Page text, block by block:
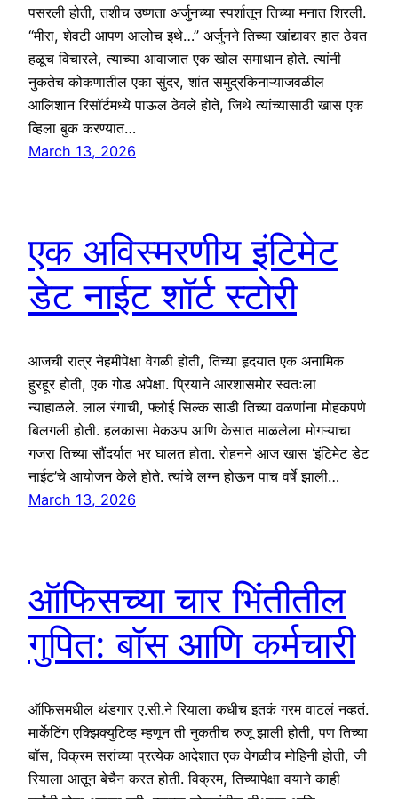
पसरली होती, तशीच उष्णता अर्जुनच्या स्पर्शातून तिच्या मनात शिरली.
“मीरा, शेवटी आपण आलोच इथे…” अर्जुनने तिच्या खांद्यावर हात ठेवत
हळूच विचारले, त्याच्या आवाजात एक खोल समाधान होते. त्यांनी
नुकतेच कोकणातील एका सुंदर, शांत समुद्रकिनाऱ्याजवळील
आलिशान रिसॉर्टमध्ये पाऊल ठेवले होते, जिथे त्यांच्यासाठी खास एक
व्हिला बुक करण्यात…
March 13, 2026
एक अविस्मरणीय इंटिमेट
डेट नाईट शॉर्ट स्टोरी
आजची रात्र नेहमीपेक्षा वेगळी होती, तिच्या हृदयात एक अनामिक
हुरहूर होती, एक गोड अपेक्षा. प्रियाने आरशासमोर स्वतःला
न्याहाळले. लाल रंगाची, फ्लोई सिल्क साडी तिच्या वळणांना मोहकपणे
बिलगली होती. हलकासा मेकअप आणि केसात माळलेला मोगऱ्याचा
गजरा तिच्या सौंदर्यात भर घालत होता. रोहनने आज खास ‘इंटिमेट डेट
नाईट’चे आयोजन केले होते. त्यांचे लग्न होऊन पाच वर्षे झाली…
March 13, 2026
ऑफिसच्या चार भिंतीतील
गुपित: बॉस आणि कर्मचारी
ऑफिसमधील थंडगार ए.सी.ने रियाला कधीच इतकं गरम वाटलं नव्हतं.
मार्केटिंग एक्झिक्युटिव्ह म्हणून ती नुकतीच रुजू झाली होती, पण तिच्या
बॉस, विक्रम सरांच्या प्रत्येक आदेशात एक वेगळीच मोहिनी होती, जी
रियाला आतून बेचैन करत होती. विक्रम, तिच्यापेक्षा वयाने काही